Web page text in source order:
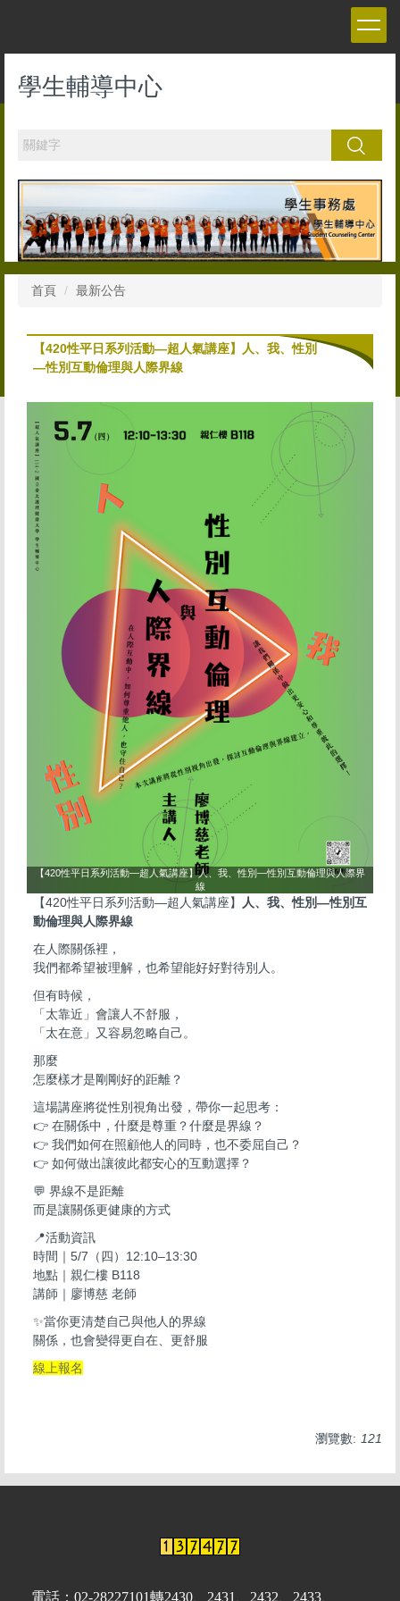
內學生輔導中心
搜尋
首頁 最新公告
【420性平日系列活動—超人氣講座】人、我、性別
—性別互動倫理與人際界線
【420性平日系列活動—超人氣講座】人、我、性別—性別互動倫理與人際界
線
【420性平日系列活動—超人氣講座】
人、我、性別—性別互
動倫理與人際界線
在人際關係裡，
我們都希望被理解，也希望能好好對待別人。
但有時候，
「太靠近」會讓人不舒服，
「太在意」又容易忽略自己。
那麼
怎麼樣才是剛剛好的距離？
這場講座將從性別視角出發，帶你一起思考：
👉 在關係中，什麼是尊重？什麼是界線？
👉 我們如何在照顧他人的同時，也不委屈自己？
👉 如何做出讓彼此都安心的互動選擇？
💬 界線不是距離
而是讓關係更健康的方式
📍活動資訊
時間｜5/7（四）12:10–13:30
地點｜親仁樓 B118
講師｜廖博慈 老師
✨當你更清楚自己與他人的界線
關係，也會變得更自在、更舒服
線上報名
瀏覽數: 121
電話：02-28227101轉2430、2431、2432、2433、